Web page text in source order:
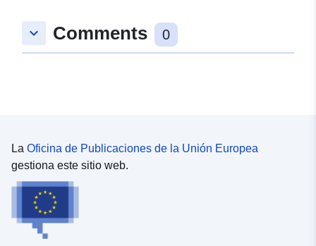
keyboard_arrow_down Comments 0
La Oficina de Publicaciones de la Unión Europea
gestiona este sitio web.